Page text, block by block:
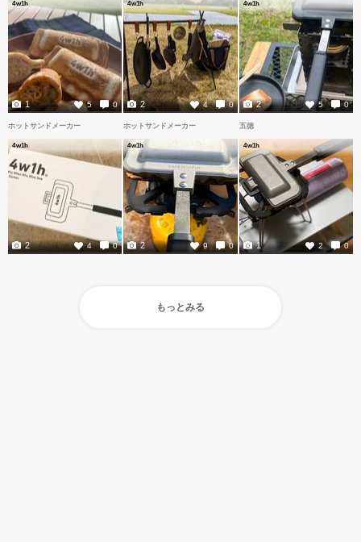
4w1h
5 0
1
4w1h
4 0
2
4w1h
5 0
2
ホットサンドメーカー
4w1h
4 0
2
ホットサンドメーカー
4w1h
9 0
2
五徳
4w1h
2 0
1
もっとみる